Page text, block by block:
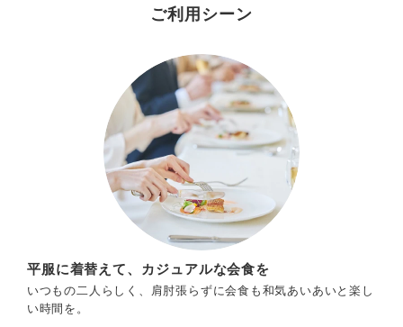
ご利用シーン
平服に着替えて、カジュアルな会食を
いつもの二人らしく、肩肘張らずに会食も和気あいあいと楽し
い時間を。